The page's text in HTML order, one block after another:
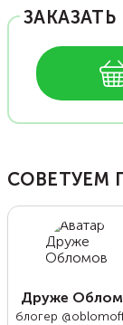
СОВЕТУЕМ
Друже